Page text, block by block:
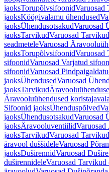
jaoksTorupõlvsifoonidVaruosad
jaoksKöögivalamu ühendused
jaoksÜhendusotsakudVaruosad
jaoksTarvikudVaruosad
seadmeteleVaruosad
jaoksTorupõlvsifoonidVaruosad
sifoonidVaruosad Varjatud
sifoonidVaruosad
jaoksÜhendusedVaruosad
jaoksTarvikud
Äravooluühendused
Sifoonid jaoksÜhenduspõlved
jaoksÜhendusotsakudVaruosad
jaoksÄravooluventiilid
jaoksTarvikudVaruosad
äravool duššideleVaruosad
jaoksDuširennidVaruosad
duširennideleVaruosad Tarvikud